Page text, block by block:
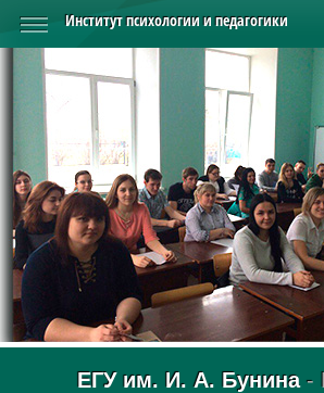
ЕГУ им. И. А. Бунина-
Институт психологии и педагогики